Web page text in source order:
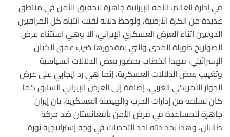
في إدارة العالم، الأمة الإيرانية جاهزة لتحقيق الأمن في مناطق
عديدة من الكرة الأرضية، ولوحظ دلالة لفتت انتباه كل المراقبين
الدوليين أثناء العرض العسكري الإيراني، ألا وهي استثناء عرض
الصواريخ طويلة المدى والتي بمقدورها ضرب عمق الكيان
الإسرائيلي، فهذا الخطاب بحضور بعض الدلالات السياسية
وتغييب بعض الدلالات العسكرية، إنما هي رد ايجابي على عرض
الحوار الأمريكي الغربي، إضافة إلى العرض الإيراني السابق كما
كان لسلفه من إدارات الحرب والهيمنة العسكرية، بان إيران
جاهزة للمساعدة في فرض الأمن بأفغانستان ضد حركة
طالبان، وهذا بحد ذاته احد التحديات في وجه إستراتيجية ثورة